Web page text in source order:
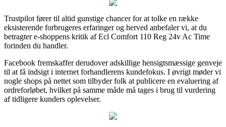
Trustpilot fører til altid gunstige chancer for at tolke en række
eksisterende forbrugeres erfaringer og herved anbefaler vi, at du
betragter e-shoppens kritik af Ecl Comfort 110 Reg 24v Ac Time
forinden du handler.
Facebook fremskaffer derudover adskillige hensigtsmæssige genveje
til at få indsigt i internet forhandlerens kundefokus. I øvrigt møder vi
nogle shops på nettet som tilbyder folk at publicere en evaluering af
ordreforløbet, hvilket på samme måde må tages i brug til vurdering
af tidligere kunders oplevelser.